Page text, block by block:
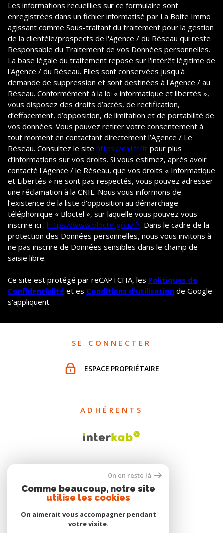
Les informations recueillies sur ce formulaire sont
enregistrées dans un fichier informatisé par La Boite Immo
agissant comme Sous-traitant du traitement pour la gestion
de la clientèle/prospects de l'Agence / du Réseau qui reste
Responsable du Traitement de vos Données personnelles.
La base légale du traitement repose sur l'intérêt légitime de
l'Agence / du Réseau. Elles sont conservées jusqu'à
demande de suppression et sont destinées à l'Agence / au
Réseau. Conformément à la loi « informatique et libertés »,
vous disposez des droits d’accès, de rectification,
d’effacement, d’opposition, de limitation et de portabilité de
vos données. Vous pouvez retirer votre consentement à
tout moment en contactant directement l’Agence / Le
Réseau. Consultez le site https://cnil.fr/fr pour plus
d’informations sur vos droits. Si vous estimez, après avoir
contacté l'Agence / le Réseau, que vos droits « Informatique
et Libertés » ne sont pas respectés, vous pouvez adresser
une réclamation à la CNIL. Nous vous informons de
l’existence de la liste d'opposition au démarchage
téléphonique « Bloctel », sur laquelle vous pouvez vous
inscrire ici : https://www.bloctel.gouv.fr. Dans le cadre de la
protection des Données personnelles, nous vous invitons à
ne pas inscrire de Données sensibles dans le champ de
saisie libre.
Ce site est protégé par reCAPTCHA, les Politiques de
Confidentialité et es Conditions d'utilisation de Google
s'appliquent.
SE CONNECTER
ESPACE PROPRIÉTAIRE
ADHÉRENTS
On en reste là
Comme beaucoup, notre site
utilise les cookies
On aimerait vous accompagner pendant
votre visite.